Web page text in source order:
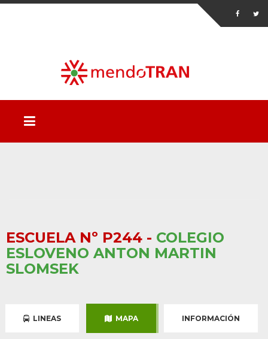
ESCUELA Nº P244 - COLEGIO
ESLOVENO ANTON MARTIN
SLOMSEK
LINEAS MAPA INFORMACIÓN